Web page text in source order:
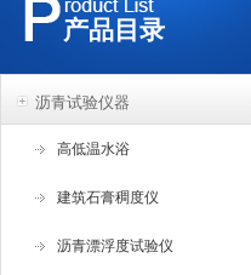
产品目录
沥青试验仪器
高低温水浴
建筑石膏稠度仪
沥青漂浮度试验仪